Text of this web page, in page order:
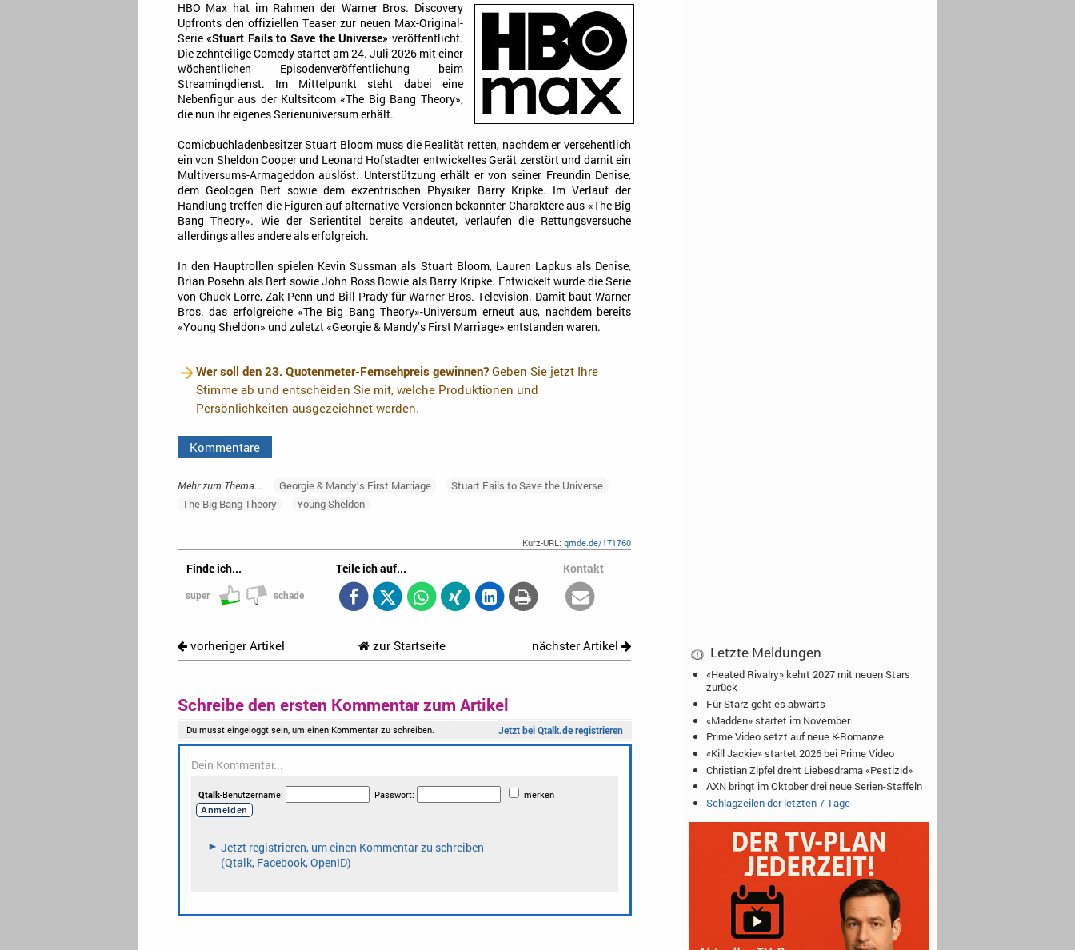
HBO Max hat im Rahmen der Warner Bros. Discovery
Upfronts den offiziellen Teaser zur neuen Max-Original-
Serie«Stuart Fails to Save the Universe» veröffentlicht.
Die zehnteilige Comedy startet am 24. Juli 2026 mit einer
wöchentlichen Episodenveröffentlichung beim
Streamingdienst. Im Mittelpunkt steht dabei eine
Nebenfigur aus der Kultsitcom «The Big Bang Theory»,
die nun ihr eigenes Serienuniversum erhält.
Comicbuchladenbesitzer Stuart Bloom muss die Realität retten, nachdem er versehentlich
ein von Sheldon Cooper und Leonard Hofstadter entwickeltes Gerät zerstört und damit ein
Multiversums-Armageddon auslöst. Unterstützung erhält er von seiner Freundin Denise,
dem Geologen Bert sowie dem exzentrischen Physiker Barry Kripke. Im Verlauf der
Handlung treffen die Figuren auf alternative Versionen bekannter Charaktere aus «The Big
Bang Theory». Wie der Serientitel bereits andeutet, verlaufen die Rettungsversuche
allerdings alles andere als erfolgreich.
In den Hauptrollen spielen Kevin Sussman als Stuart Bloom, Lauren Lapkus als Denise,
Brian Posehn als Bert sowie John Ross Bowie als Barry Kripke. Entwickelt wurde die Serie
von Chuck Lorre, Zak Penn und Bill Prady für Warner Bros. Television. Damit baut Warner
Bros. das erfolgreiche «The Big Bang Theory»-Universum erneut aus, nachdem bereits
«Young Sheldon» und zuletzt «Georgie & Mandy’s First Marriage» entstanden waren.
Wer soll den 23. Quotenmeter-Fernsehpreis gewinnen?Geben Sie jetzt Ihre
Stimme ab und entscheiden Sie mit, welche Produktionen und
Persönlichkeiten ausgezeichnet werden.
Kommentare
Mehr zum Thema... Georgie & Mandy’s First Marriage
Stuart Fails to Save the Universe
The Big Bang Theory
Young Sheldon
Kurz-URL:qmde.de/171760
Finde ich...
super schade
Teile ich auf... Kontakt
vorheriger Artikel zur Startseite nächster Artikel
Schreibe den ersten Kommentar zum Artikel
Letzte Meldungen
«Heated Rivalry» kehrt 2027 mit neuen Stars
zurück
Für Starz geht es abwärts
«Madden» startet im November
Prime Video setzt auf neue K-Romanze
«Kill Jackie» startet 2026 bei Prime Video
Christian Zipfel dreht Liebesdrama «Pestizid»
AXN bringt im Oktober drei neue Serien-Staffeln
Schlagzeilen der letzten 7 Tage